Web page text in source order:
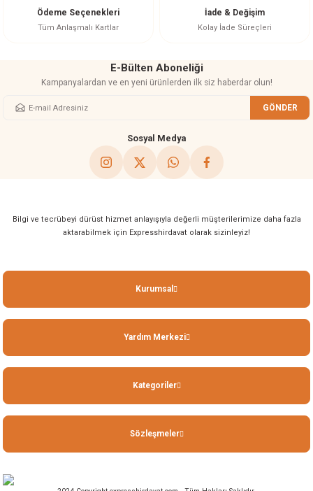
Bu ürüne benzer farklı alternatifler olmalı.
Ödeme Seçenekleri
Tüm Anlaşmalı Kartlar
İade & Değişim
Kolay İade Süreçleri
E-Bülten Aboneliği
Kampanyalardan ve en yeni ürünlerden ilk siz haberdar olun!
GÖNDER
Sosyal Medya
Bilgi ve tecrübeyi dürüst hizmet anlayışıyla değerli müşterilerimize daha fazla
aktarabilmek için Expresshirdavat olarak sizinleyiz!
Kurumsal
Yardım Merkezi
Kategoriler
Sözleşmeler